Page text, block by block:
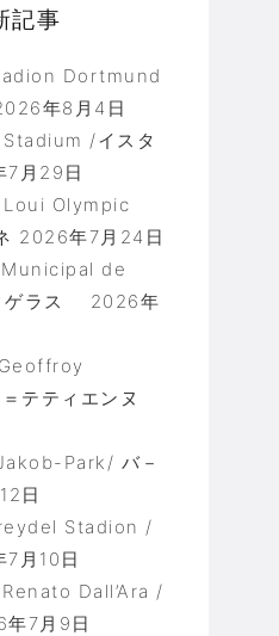
記事
Dortmund
年8月4日
/イスタ
7月29日
Olympic
2026年7月24日
de
ゲラス
2026年
テティエンヌ
Park/ バ－
日
Stadion /
月10日
Dall’Ara /
7月9日